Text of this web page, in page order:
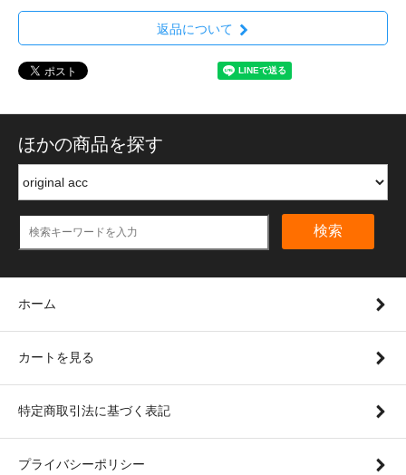
返品について
ほかの商品を探す
検索
ホーム
カートを見る
特定商取引法に基づく表記
プライバシーポリシー